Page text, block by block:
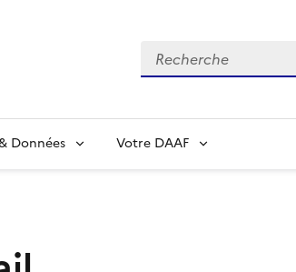
Recherche
Données Votre DAAF